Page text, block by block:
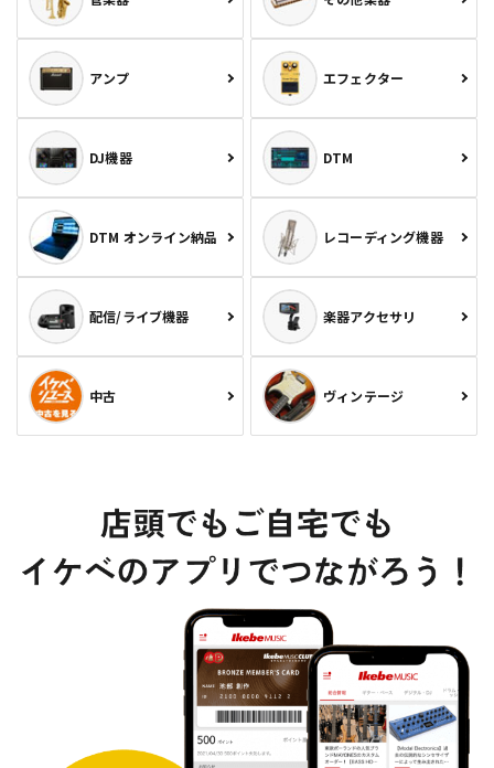
アンプ エフェクター
DJ機器 DTM
DTM オンライン納品 レコーディング機器
配信/ライブ機器 楽器アクセサリ
中古 ヴィンテージ